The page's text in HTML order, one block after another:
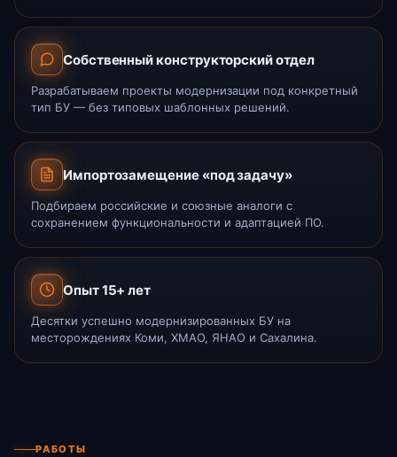
Собственный конструкторский отдел
Разрабатываем проекты модернизации под конкретный
тип БУ — без типовых шаблонных решений.
Импортозамещение «под задачу»
Подбираем российские и союзные аналоги с
сохранением функциональности и адаптацией ПО.
Опыт 15+ лет
Десятки успешно модернизированных БУ на
месторождениях Коми, ХМАО, ЯНАО и Сахалина.
РАБОТЫ